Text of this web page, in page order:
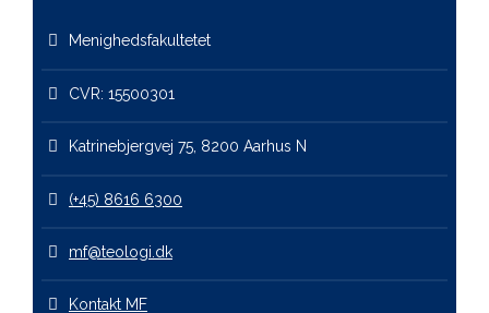
Menighedsfakultetet
CVR: 15500301
Katrinebjergvej 75, 8200 Aarhus N
(+45) 8616 6300
mf@teologi.dk
Kontakt MF